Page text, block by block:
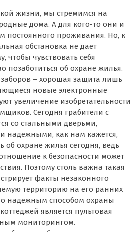
жизни, мы стремимся на
дома. А для кого-то они и
постоянного проживания. Но, к
обстановка не дает
чтобы чувствовать себя
позаботиться об охране жилья.
– хорошая защита лишь
новые электронные
увеличение изобретательности
Сегодня грабители с
со стальными дверьми,
надежными, как нам кажется,
об охране жилья сегодня, ведь
к безопасности может
Поэтому столь важна такая
факты незаконного
территорию на его ранних
надежным способом охраны
является пультовая
мониторингом.